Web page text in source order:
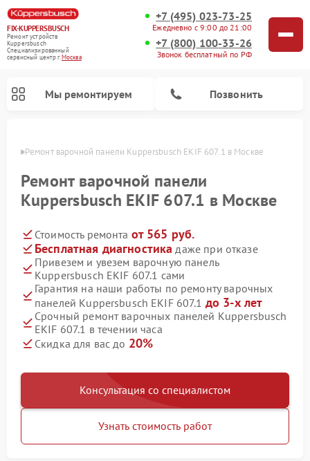
FIX-KUPPERSBUSCH
Ремонт устройств
Kuppersbusch
Специализированный
cервисный центр г.Москва
+7 (495) 023-73-25
Ежедневно с 9:00 до 21:00
+7 (800) 100-33-26
Звонок бесплатный по РФ
Мы ремонтируем Позвонить
Ремонт варочной панели Kuppersbusch EKIF 607.1 в Москве
Ремонт варочной панели
Kuppersbusch EKIF 607.1 в Москве
Стоимость ремонта от 565 руб.
Бесплатная диагностика даже при отказе
Привезем и увезем варочную панель
Kuppersbusch EKIF 607.1 сами
Гарантия на наши работы по ремонту варочных
панелей Kuppersbusch EKIF 607.1 до 3-х лет
Срочный ремонт варочных панелей Kuppersbusch
EKIF 607.1 в течении часа
Скидка для вас до 20%
Консультация со специалистом
Узнать стоимость работ